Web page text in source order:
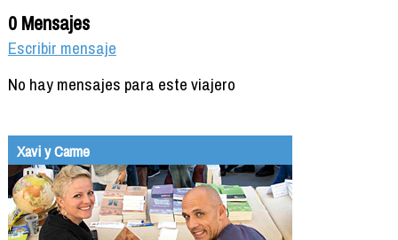
0 Mensajes
Escribir mensaje
No hay mensajes para este viajero
Xavi y Carme